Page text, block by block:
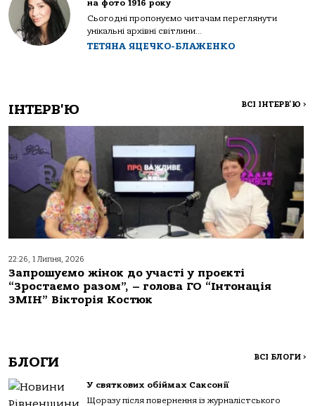
на фото 1916 року
Сьогодні пропонуємо читачам переглянути
унікальні архівні світлини...
ТЕТЯНА ЯЦЕЧКО-БЛАЖЕНКО
ІНТЕРВ'Ю ВСІ ІНТЕРВ'Ю >
22:26, 1 Липня, 2026
Запрошуємо жінок до участі у проєкті
“Зростаємо разом”, – голова ГО “Інтонація
ЗМІН” Вікторія Костюк
БЛОГИ ВСІ БЛОГИ >
У святкових обіймах Саксонії
Щоразу після повернення із журналістського